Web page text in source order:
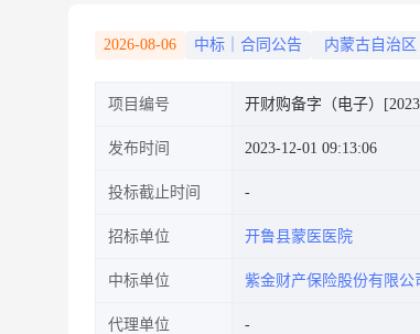
2026-08-06 中标｜合同公告 内蒙古自治区
项目编号 开财购备字（电子）
发布时间 2023-12-01 09:13:06
投标截止时间
招标单位 开鲁县蒙医医院
中标单位 紫金财产保险股份有限公
代理单位